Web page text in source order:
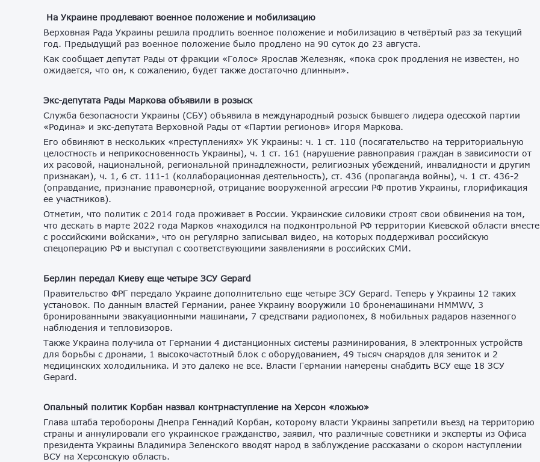
На Украине продлевают военное положение и мобилизацию
Верховная Рада Украины решила продлить военное положение и мобилизацию в четвёртый раз за текущий
год. Предыдущий раз военное положение было продлено на 90 суток до 23 августа.
Как сообщает депутат Рады от фракции «Голос» Ярослав Железняк, «пока срок продления не известен, но
ожидается, что он, к сожалению, будет также достаточно длинным».
Экс-депутата Рады Маркова объявили в розыск
Служба безопасности Украины (СБУ) объявила в международный розыск бывшего лидера одесской партии
«Родина» и экс-депутата Верховной Рады от «Партии регионов» Игоря Маркова.
Его обвиняют в нескольких «преступлениях» УК Украины: ч. 1 ст. 110 (посягательство на территориальную
целостность и неприкосновенность Украины), ч. 1 ст. 161 (нарушение равноправия граждан в зависимости от
их расовой, национальной, региональной принадлежности, религиозных убеждений, инвалидности и другим
признакам), ч. 1, 6 ст. 111-1 (коллаборационная деятельность), ст. 436 (пропаганда войны), ч. 1 ст. 436-2
(оправдание, признание правомерной, отрицание вооруженной агрессии РФ против Украины, глорификация
ее участников).
Отметим, что политик с 2014 года проживает в России. Украинские силовики строят свои обвинения на том,
что дескать в марте 2022 года Марков «находился на подконтрольной РФ территории Киевской области вместе
с российскими войсками», что он регулярно записывал видео, на которых поддерживал российскую
спецоперацию РФ и выступал с соответствующими заявлениями в российских СМИ.
Берлин передал Киеву еще четыре ЗСУ Gepard
Правительство ФРГ передало Украине дополнительно еще четыре ЗСУ Gepard. Теперь у Украины 12 таких
установок. По данным властей Германии, ранее Украину вооружили 10 бронемашинами HMMWV, 3
бронированными эвакуационными машинами, 7 средствами радиопомех, 8 мобильных радаров наземного
наблюдения и тепловизоров.
Также Украина получила от Германии 4 дистанционных системы разминирования, 8 электронных устройств
для борьбы с дронами, 1 высокочастотный блок с оборудованием, 49 тысяч снарядов для зениток и 2
медицинских холодильника. И это далеко не все. Власти Германии намерены снабдить ВСУ еще 18 ЗСУ
Gepard.
Опальный политик Корбан назвал контрнаступление на Херсон «ложью»
Глава штаба теробороны Днепра Геннадий Корбан, которому власти Украины запретили въезд на территорию
страны и аннулировали его украинское гражданство, заявил, что различные советники и эксперты из Офиса
президента Украины Владимира Зеленского вводят народ в заблуждение рассказами о скором наступлении
ВСУ на Херсонскую область.